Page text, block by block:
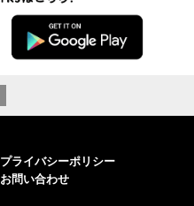
プライバシーポリシー
お問い合わせ